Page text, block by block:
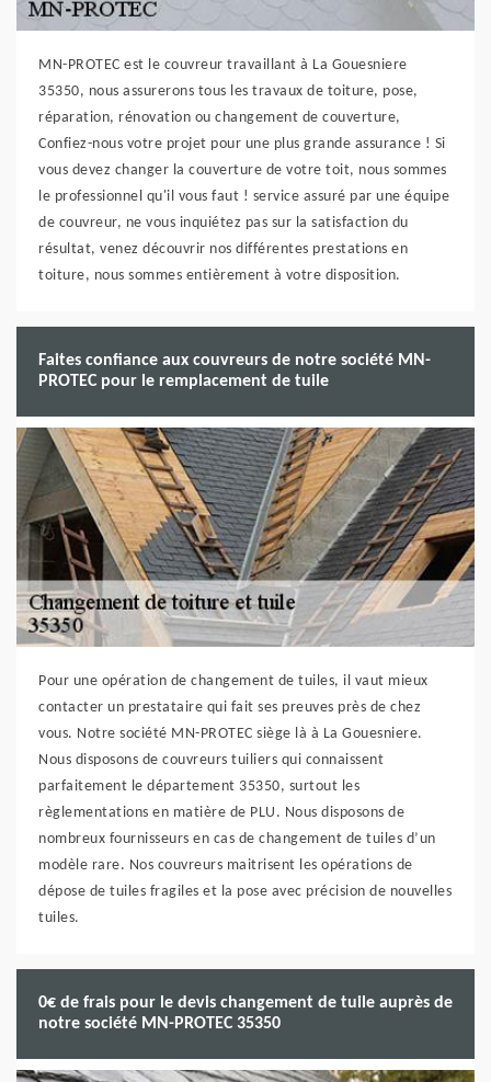
MN-PROTEC est le couvreur travaillant à La Gouesniere
35350, nous assurerons tous les travaux de toiture, pose,
réparation, rénovation ou changement de couverture,
Confiez-nous votre projet pour une plus grande assurance ! Si
vous devez changer la couverture de votre toit, nous sommes
le professionnel qu'il vous faut ! service assuré par une équipe
de couvreur, ne vous inquiétez pas sur la satisfaction du
résultat, venez découvrir nos différentes prestations en
toiture, nous sommes entièrement à votre disposition.
Faites confiance aux couvreurs de notre société MN-
PROTEC pour le remplacement de tuile
Pour une opération de changement de tuiles, il vaut mieux
contacter un prestataire qui fait ses preuves près de chez
vous. Notre société MN-PROTEC siège là à La Gouesniere.
Nous disposons de couvreurs tuiliers qui connaissent
parfaitement le département 35350, surtout les
règlementations en matière de PLU. Nous disposons de
nombreux fournisseurs en cas de changement de tuiles d’un
modèle rare. Nos couvreurs maitrisent les opérations de
dépose de tuiles fragiles et la pose avec précision de nouvelles
tuiles.
0€ de frais pour le devis changement de tuile auprès de
notre société MN-PROTEC 35350